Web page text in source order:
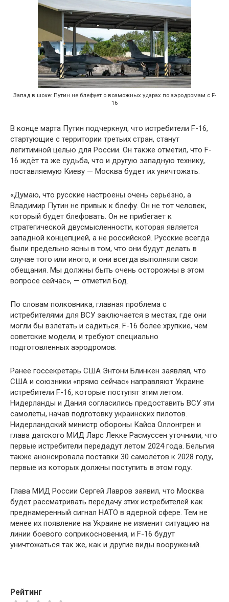
Запад в шоке: Путин не блефует о возможных ударах по аэродромам с F-
16
В конце марта Путин подчеркнул, что истребители F-16,
стартующие с территории третьих стран, станут
легитимной целью для России. Он также отметил, что F-
16 ждёт та же судьба, что и другую западную технику,
поставляемую Киеву — Москва будет их уничтожать.
«Думаю, что русские настроены очень серьёзно, а
Владимир Путин не привык к блефу. Он не тот человек,
который будет блефовать. Он не прибегает к
стратегической двусмысленности, которая является
западной концепцией, а не российской. Русские всегда
были предельно ясны в том, что они будут делать в
случае того или иного, и они всегда выполняли свои
обещания. Мы должны быть очень осторожны в этом
вопросе сейчас», — отметил Бод.
По словам полковника, главная проблема с
истребителями для ВСУ заключается в местах, где они
могли бы взлетать и садиться. F-16 более хрупкие, чем
советские модели, и требуют специально
подготовленных аэродромов.
Ранее госсекретарь США Энтони Блинкен заявлял, что
США и союзники «прямо сейчас» направляют Украине
истребители F-16, которые поступят этим летом.
Нидерланды и Дания согласились предоставить ВСУ эти
самолёты, начав подготовку украинских пилотов.
Нидерландский министр обороны Кайса Оллонгрен и
глава датского МИД Ларс Лекке Расмуссен уточнили, что
первые истребители передадут летом 2024 года. Бельгия
также анонсировала поставки 30 самолётов к 2028 году,
первые из которых должны поступить в этом году.
Глава МИД России Сергей Лавров заявил, что Москва
будет рассматривать передачу этих истребителей как
преднамеренный сигнал НАТО в ядерной сфере. Тем не
менее их появление на Украине не изменит ситуацию на
линии боевого соприкосновения, и F-16 будут
уничтожаться так же, как и другие виды вооружений.
Рейтинг